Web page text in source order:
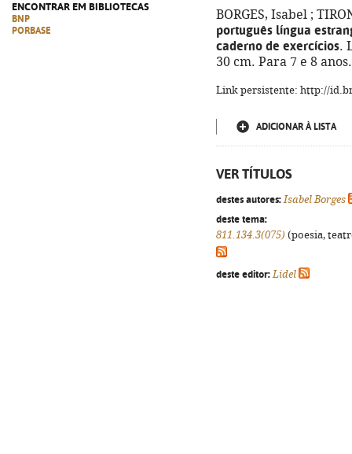
ENCONTRAR EM BIBLIOTECAS
BNP
PORBASE
BORGES, Isabel ;
português língua
caderno de exercícios.
30 cm. Para 7 e 8
Link persistente: http://
ADICIONAR À LISTA
VER TÍTULOS
destes autores: Isabel Borges
deste tema:
811.134.3(075) (poesia,
deste editor: Lidel